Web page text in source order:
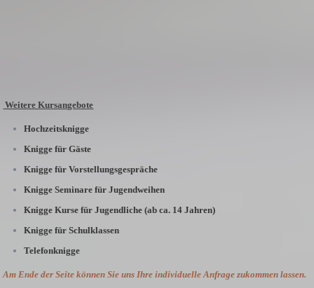
Weitere Kursangebote
Hochzeitsknigge
Knigge für Gäste
Knigge für Vorstellungsgespräche
Knigge Seminare für Jugendweihen
Knigge Kurse für Jugendliche (ab ca. 14 Jahren)
Knigge für Schulklassen
Telefonknigge
Am Ende der Seite können Sie uns Ihre individuelle Anfrage zukommen lassen.